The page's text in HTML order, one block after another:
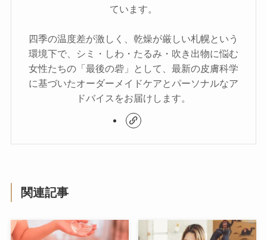
ています。
四季の温度差が激しく、乾燥が厳しい札幌という
環境下で、シミ・しわ・たるみ・吹き出物に悩む
女性たちの「最後の砦」として、最新の皮膚科学
に基づいたオーダーメイドケアとパーソナルなア
ドバイスをお届けします。
関連記事